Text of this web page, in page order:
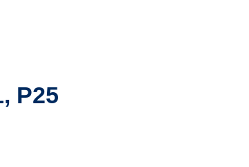
P25